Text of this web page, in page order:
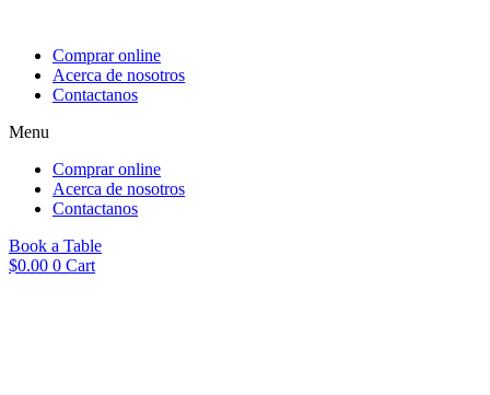
contenidoComprar online
Acerca de nosotros
Contactanos
Menu
Comprar online
Acerca de nosotros
Contactanos
Book a Table
$0.00 0 Cart